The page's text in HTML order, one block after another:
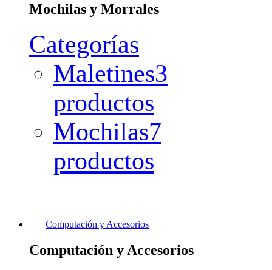
Mochilas y Morrales
Categorías
Maletines3
productos
Mochilas7
productos
Computación y Accesorios
Computación y Accesorios